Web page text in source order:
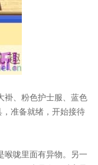
褂、粉色护士服、蓝色
准备就绪，开始接待
喉咙里面有异物。另一